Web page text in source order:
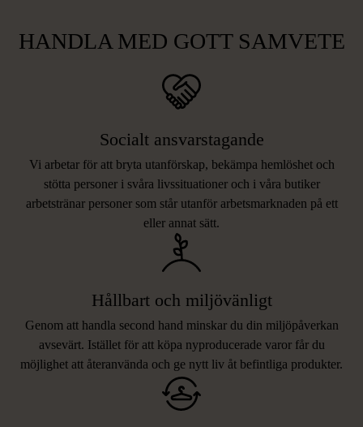
HANDLA MED GOTT SAMVETE
Socialt ansvarstagande
Vi arbetar för att bryta utanförskap, bekämpa hemlöshet och
stötta personer i svåra livssituationer och i våra butiker
arbetstränar personer som står utanför arbetsmarknaden på ett
eller annat sätt.
Hållbart och miljövänligt
Genom att handla second hand minskar du din miljöpåverkan
avsevärt. Istället för att köpa nyproducerade varor får du
möjlighet att återanvända och ge nytt liv åt befintliga produkter.